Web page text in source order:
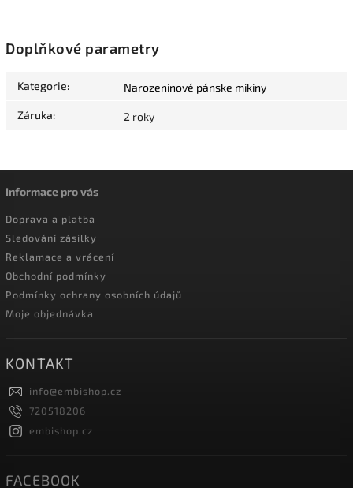
Doplňkové parametry
Kategorie: Narozeninové pánske mikiny
Záruka: 2 roky
Informace pro vás
Doprava a platba
Sledování zásilky
Reklamace a vrácení
Obchodní podmínky
Podmínky ochrany osobních údajů
Moje objednávka
KONTAKT
info@embishop.cz
720518206
embishop.cz
FACEBOOK